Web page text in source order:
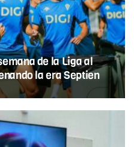
de la Liga al
la era Septien